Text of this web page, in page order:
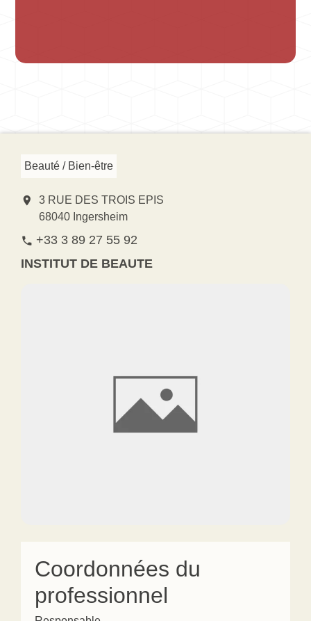
Beauté / Bien-être
location_on
3 RUE DES TROIS EPIS
68040 Ingersheim
phone +33 3 89 27 55 92
INSTITUT DE BEAUTE
Coordonnées du
professionnel